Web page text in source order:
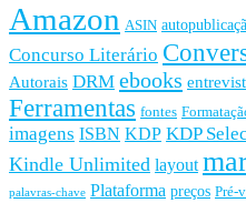
Amazon ASIN
Concurso Literário
Autorais DRM ebooks
Ferramentas fontes
imagens ISBN KDP KDP
Kindle Unlimited layout
palavras-chave Plataforma preços Pré-